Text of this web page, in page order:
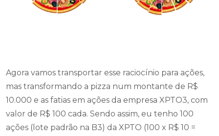
Agora vamos transportar esse raciocínio para ações,
mas transformando a pizza num montante de R$
10.000 e as fatias em ações da empresa XPTO3, com
valor de R$ 100 cada. Sendo assim, eu tenho 100
ações (lote padrão na B3) da XPTO (100 x R$ 10 =